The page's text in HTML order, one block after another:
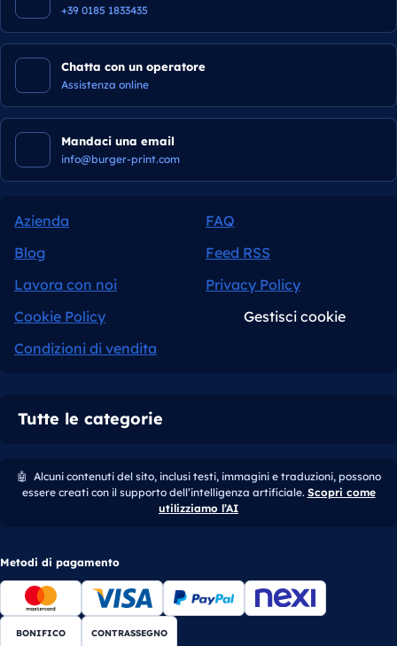
+39 0185 1833435
Chatta con un operatore
Assistenza online
Mandaci una email
info@burger-print.com
Azienda
FAQ
Blog
Feed RSS
Lavora con noi
Privacy Policy
Cookie Policy
Gestisci cookie
Condizioni di vendita
Tutte le categorie
🤖 Alcuni contenuti del sito, inclusi testi, immagini e traduzioni, possono
essere creati con il supporto dell’intelligenza artificiale. Scopri come
utilizziamo l’AI
Metodi di pagamento
BONIFICO CONTRASSEGNO